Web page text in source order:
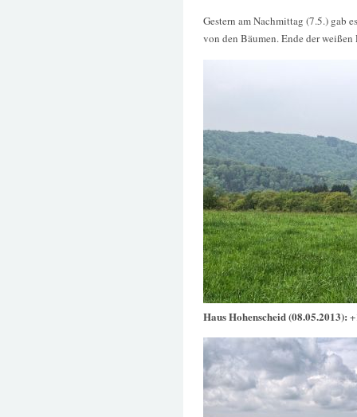
Gestern am Nachmittag (7.5.) gab
von den Bäumen. Ende der weißen
Haus Hohenscheid (08.05.2013):